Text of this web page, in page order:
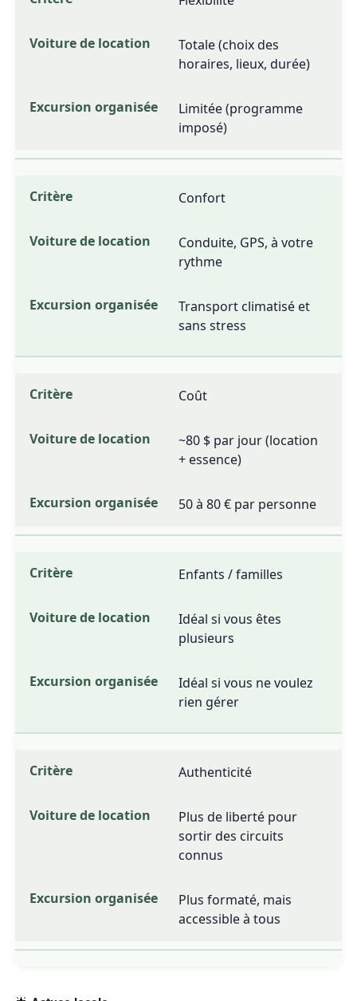
Totale (choix des
horaires, lieux, durée)
Limitée (programme
imposé)
Confort
Conduite, GPS, à votre
rythme
Transport climatisé et
sans stress
Coût
~80 $ par jour (location
+ essence)
50 à 80 € par personne
Enfants / familles
Idéal si vous êtes
plusieurs
Idéal si vous ne voulez
rien gérer
Authenticité
Plus de liberté pour
sortir des circuits
connus
Plus formaté, mais
accessible à tous